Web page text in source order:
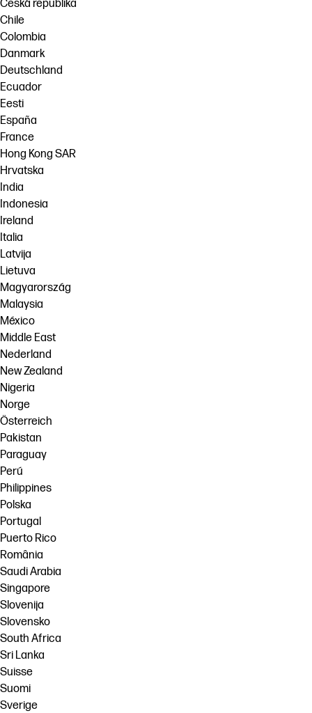
Česká republika
Chile
Colombia
Danmark
Deutschland
Ecuador
Eesti
España
France
Hong Kong SAR
Hrvatska
India
Indonesia
Ireland
Italia
Latvija
Lietuva
Magyarország
Malaysia
México
Middle East
Nederland
New Zealand
Nigeria
Norge
Österreich
Pakistan
Paraguay
Perú
Philippines
Polska
Portugal
Puerto Rico
România
Saudi Arabia
Singapore
Slovenija
Slovensko
South Africa
Sri Lanka
Suisse
Suomi
Sverige